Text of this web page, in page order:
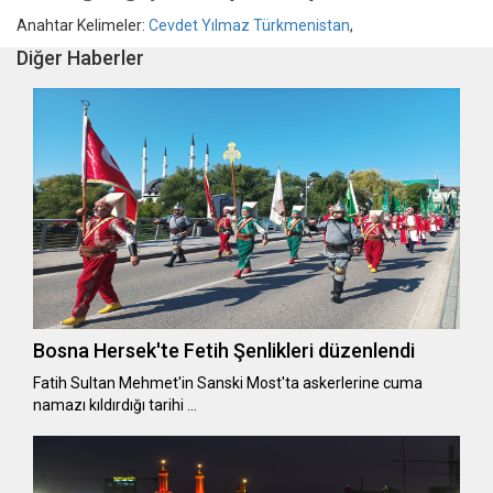
Anahtar Kelimeler: Cevdet Yılmaz Türkmenistan,
Diğer Haberler
Bosna Hersek'te Fetih Şenlikleri düzenlendi
Fatih Sultan Mehmet'in Sanski Most'ta askerlerine cuma
namazı kıldırdığı tarihi …